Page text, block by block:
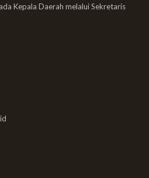
Kepala Daerah melalui Sekretaris